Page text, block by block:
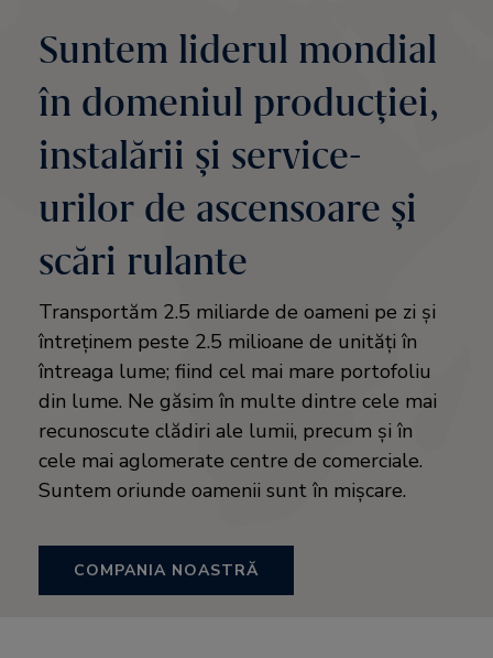
Suntem liderul mondial
în domeniul producției,
instalării și service-
urilor de ascensoare și
scări rulante
Transportăm 2.5 miliarde de oameni pe zi și
întreținem peste 2.5 milioane de unități în
întreaga lume; fiind cel mai mare portofoliu
din lume. Ne găsim în multe dintre cele mai
recunoscute clădiri ale lumii, precum și în
cele mai aglomerate centre de comerciale.
Suntem oriunde oamenii sunt în mișcare.
COMPANIA NOASTRĂ